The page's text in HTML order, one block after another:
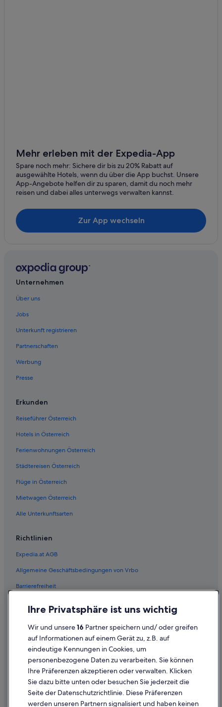
Mehr erleben mit der Expedia-App
Spare noch mehr: Sichere dir bis zu 20% Rabatt auf
ausgewählte Hotels, wenn du über die App buchst. Unsere
App-Angebote helfen dir zu sparen, damit du noch mehr
reisen und dabei alles unterwegs verwalten kannst.
Zur App wechseln
Unternehmen
Über uns
Jobs
Unterkunft registrieren
Partnerschaften
Werbung
Presse
Erkunden
Reiseführer Österreich
Hotels in Österreich
Ferienwohnungen Österreich
Städtereisen Österreich
Flüge in Österreich
Mietwagen Österreich
Alle Unterkunftsarten
Richtlinien
Expedia.at AGB
Allgemeine Geschäftsbedingungen von Vrbo
Barrierefreiheit
Rechtliche Hinweise/Kontakt
Inhaltsrichtlinien und Melden von Inhalten
Hilfe
Ihre Privatsphäre ist uns wichtig
Wir und unsere16 Partner speichern und/ oder greifen
auf Informationen auf einem Gerät zu, z.B. auf
eindeutige Kennungen in Cookies, um
personenbezogene Daten zu verarbeiten. Sie können
Ihre Präferenzen akzeptieren oder verwalten. Klicken
Sie dazu bitte unten oder besuchen Sie jederzeit die
Seite der Datenschutzrichtlinie. Diese Präferenzen
werden unseren Partnern signalisiert und haben keinen